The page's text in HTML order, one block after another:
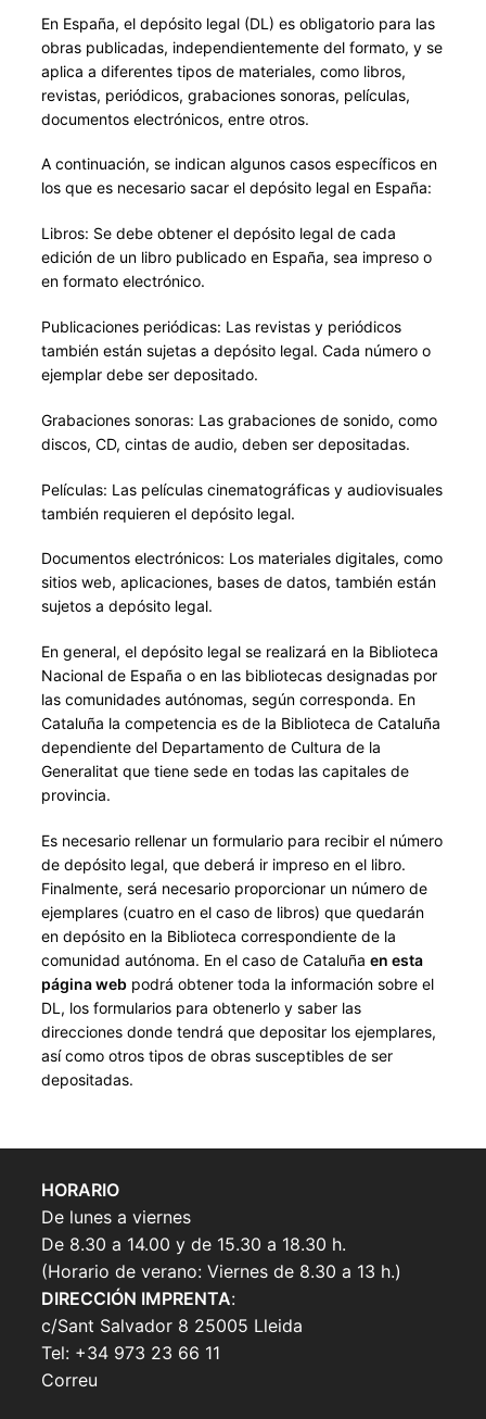
En España, el depósito legal (DL) es obligatorio para las
obras publicadas, independientemente del formato, y se
aplica a diferentes tipos de materiales, como libros,
revistas, periódicos, grabaciones sonoras, películas,
documentos electrónicos, entre otros.
A continuación, se indican algunos casos específicos en
los que es necesario sacar el depósito legal en España:
Libros: Se debe obtener el depósito legal de cada
edición de un libro publicado en España, sea impreso o
en formato electrónico.
Publicaciones periódicas: Las revistas y periódicos
también están sujetas a depósito legal. Cada número o
ejemplar debe ser depositado.
Grabaciones sonoras: Las grabaciones de sonido, como
discos, CD, cintas de audio, deben ser depositadas.
Películas: Las películas cinematográficas y audiovisuales
también requieren el depósito legal.
Documentos electrónicos: Los materiales digitales, como
sitios web, aplicaciones, bases de datos, también están
sujetos a depósito legal.
En general, el depósito legal se realizará en la Biblioteca
Nacional de España o en las bibliotecas designadas por
las comunidades autónomas, según corresponda. En
Cataluña la competencia es de la Biblioteca de Cataluña
dependiente del Departamento de Cultura de la
Generalitat que tiene sede en todas las capitales de
provincia.
Es necesario rellenar un formulario para recibir el número
de depósito legal, que deberá ir impreso en el libro.
Finalmente, será necesario proporcionar un número de
ejemplares (cuatro en el caso de libros) que quedarán
en depósito en la Biblioteca correspondiente de la
comunidad autónoma. En el caso de Cataluña en esta
página webpodrá obtener toda la información sobre el
DL, los formularios para obtenerlo y saber las
direcciones donde tendrá que depositar los ejemplares,
así como otros tipos de obras susceptibles de ser
depositadas.
HORARIO
De lunes a viernes
De 8.30 a 14.00 y de 15.30 a 18.30 h.
(Horario de verano: Viernes de 8.30 a 13 h.)
DIRECCIÓN IMPRENTA:
c/Sant Salvador 8 25005 Lleida
Tel: +34 973 23 66 11
Correu